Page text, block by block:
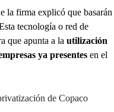
la firma explicó que basarán
tecnología o red de
que apunta a la utilización
ya presentes en el
de Copaco